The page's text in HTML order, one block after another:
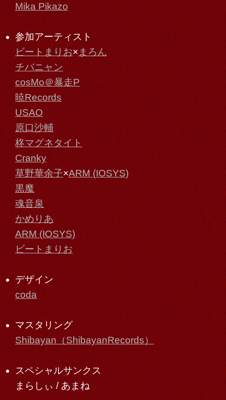
Mika Pikazo
参加アーティスト
ビートまりお×まろん
チバニャン
cosMo＠暴走P
暁Records
USAO
原口沙輔
柊マグネタイト
Cranky
草野華余子×ARM (IOSYS)
黒魔
魂音泉
かめりあ
ARM (IOSYS)
ビートまりお
デザイン
coda
マスタリング
Shibayan（ShibayanRecords）
スペシャルサンクス
まらしぃ / あまね